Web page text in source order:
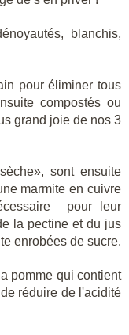
blanchis,
pour éliminer tous
compostés ou
grand joie de nos 3
sont ensuite
marmite en cuivre
pour leur
la pectine et du jus
enrobées de sucre.
pomme qui contient
réduire de l'acidité